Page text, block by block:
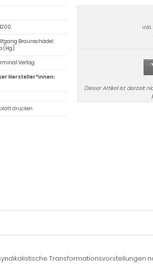
inkl.
Dieser Artikel ist derzeit
Braunschädel;
(Hg.)
Verlag
Hersteller*innen:
drucken
Transformationsvorstellungen